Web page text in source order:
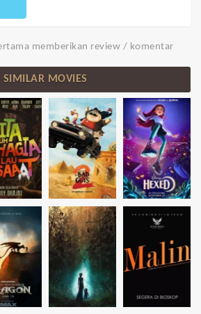
memberikan review / komentar
SIMILAR MOVIES